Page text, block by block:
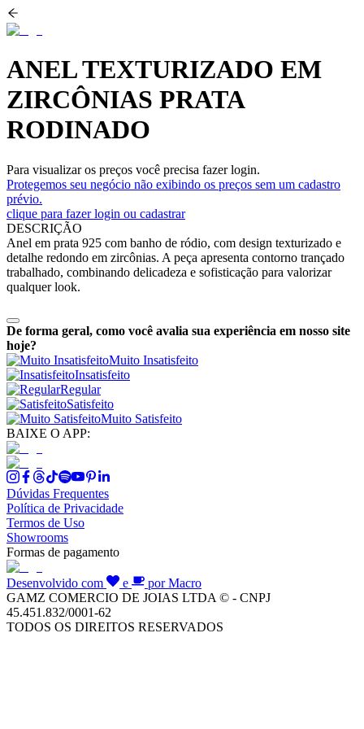
ANEL TEXTURIZADO EM
ZIRCÔNIAS PRATA
RODINADO
Para visualizar os preços você precisa fazer login.
Protegemos seu negócio não exibindo os preços sem um cadastro
prévio.
clique para fazer login ou cadastrar
DESCRIÇÃO
Anel em prata 925 com banho de ródio, com design texturizado e
detalhe redondo em zircônias. A peça apresenta contorno trançado
trabalhado, combinando delicadeza e sofisticação para valorizar
qualquer look.
De forma geral, como você avalia sua experiência em nosso site
hoje?
Muito Insatisfeito
Insatisfeito
Regular
Satisfeito
Muito Satisfeito
BAIXE O APP:
Dúvidas Frequentes
Política de Privacidade
Termos de Uso
Showrooms
Formas de pagamento
Desenvolvido com e
por Macro
GAMZ COMERCIO DE JOIAS LTDA © - CNPJ
45.451.832/0001-62
TODOS OS DIREITOS RESERVADOS